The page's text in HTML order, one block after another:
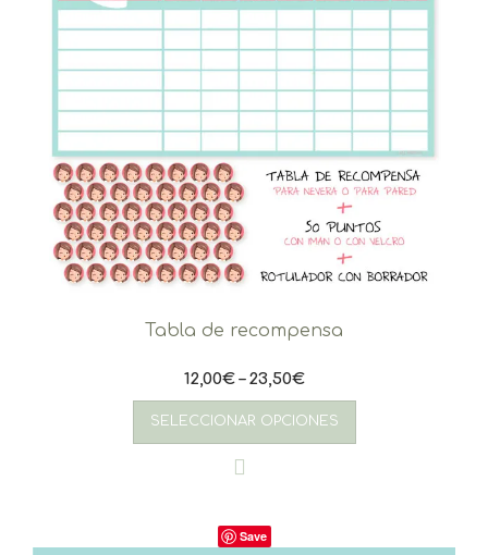
Tabla de recompensa
12,00€–23,50€
SELECCIONAR OPCIONES
Este
Save